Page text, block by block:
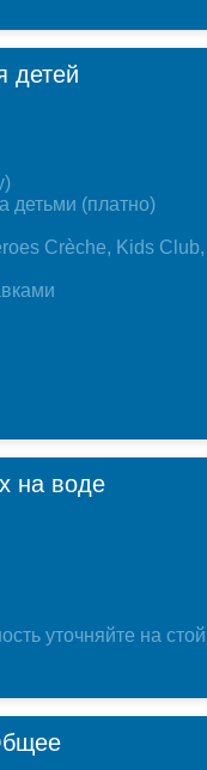
детей
детьми (платно)
Crèche, Kids Club,
на воде
уточняйте на